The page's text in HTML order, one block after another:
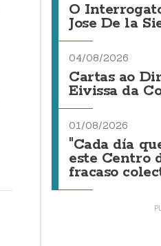
O
Jose De la
04/08/2026
Cartas ao
Eivissa da
01/08/2026
"Cada día
este Centro
fracaso